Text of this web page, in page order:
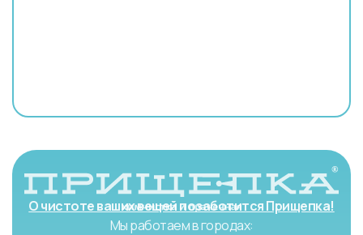
О чистоте ваших вещей позаботится Прищепка!
Мы работаем в городах: